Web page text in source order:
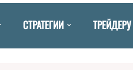
СТРАТЕГИИ ТРЕЙДЕРУ